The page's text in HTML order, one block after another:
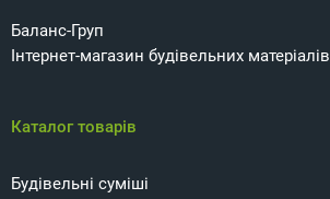
Баланс-Груп
Інтернет-магазин будівельних матеріалів
Каталог товарів
Будівельні суміші